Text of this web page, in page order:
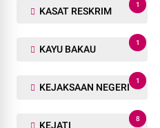
KASAT RESKRIM
1
KAYU BAKAU
1
KEJAKSAAN NEGERI
1
KEJATI
8